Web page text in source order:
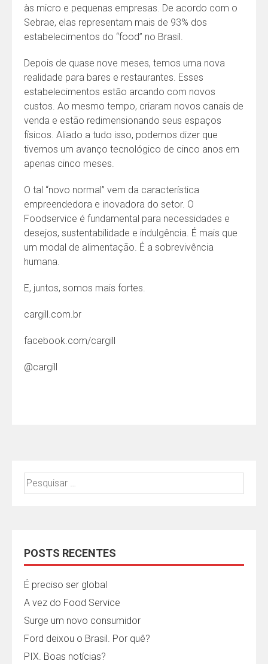
às micro e pequenas empresas. De acordo com o
Sebrae, elas representam mais de 93% dos
estabelecimentos do “food” no Brasil.
Depois de quase nove meses, temos uma nova
realidade para bares e restaurantes. Esses
estabelecimentos estão arcando com novos
custos. Ao mesmo tempo, criaram novos canais de
venda e estão redimensionando seus espaços
físicos. Aliado a tudo isso, podemos dizer que
tivemos um avanço tecnológico de cinco anos em
apenas cinco meses.
O tal “novo normal” vem da característica
empreendedora e inovadora do setor. O
Foodservice é fundamental para necessidades e
desejos, sustentabilidade e indulgência. É mais que
um modal de alimentação. É a sobrevivência
humana.
E, juntos, somos mais fortes.
cargill.com.br
facebook.com/cargill
@cargill
Pesquisar
por:
POSTS RECENTES
É preciso ser global
A vez do Food Service
Surge um novo consumidor
Ford deixou o Brasil. Por quê?
PIX. Boas notícias?